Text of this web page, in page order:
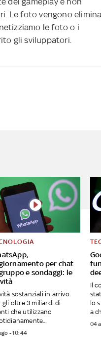
Le foto vengono
le foto o i
gli sviluppatori.
per chat
e sondaggi: le
sostanziali in arrivo
gli oltre 3 miliardi di
che utilizzano
- 10:44
Il
lo
a
04